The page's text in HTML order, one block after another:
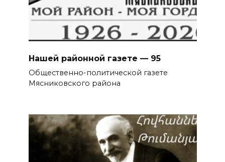
Нашей районной газете — 95
Общественно-политической газете
Мясниковского района